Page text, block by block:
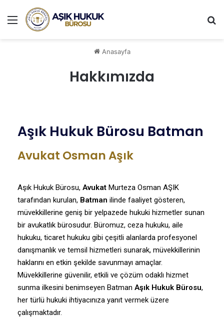
Anasayfa
Hakkımızda
Aşık Hukuk Bürosu Batman
Avukat Osman Aşık
Aşık Hukuk Bürosu, Avukat Murteza Osman AŞIK
tarafından kurulan, Batman ilinde faaliyet gösteren,
müvekkillerine geniş bir yelpazede hukuki hizmetler sunan
bir avukatlık bürosudur. Büromuz, ceza hukuku, aile
hukuku, ticaret hukuku gibi çeşitli alanlarda profesyonel
danışmanlık ve temsil hizmetleri sunarak, müvekkillerinin
haklarını en etkin şekilde savunmayı amaçlar.
Müvekkillerine güvenilir, etkili ve çözüm odaklı hizmet
sunma ilkesini benimseyen Batman Aşık Hukuk Bürosu,
her türlü hukuki ihtiyacınıza yanıt vermek üzere
çalışmaktadır.